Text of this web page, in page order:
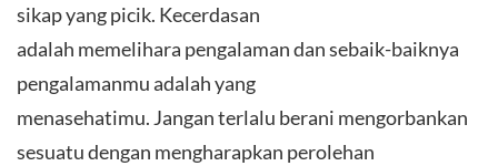
sikap yang picik. Kecerdasan
adalah memelihara pengalaman dan sebaik-baiknya
pengalamanmu adalah yang
menasehatimu. Jangan terlalu berani mengorbankan
sesuatu dengan mengharapkan perolehan